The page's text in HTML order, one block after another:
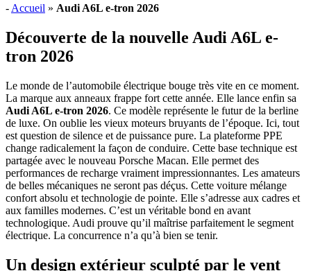
- Accueil » Audi A6L e-tron 2026
Découverte de la nouvelle Audi A6L e-
tron 2026
Le monde de l’automobile électrique bouge très vite en ce moment.
La marque aux anneaux frappe fort cette année. Elle lance enfin sa
Audi A6L e-tron 2026. Ce modèle représente le futur de la berline
de luxe. On oublie les vieux moteurs bruyants de l’époque. Ici, tout
est question de silence et de puissance pure. La plateforme PPE
change radicalement la façon de conduire. Cette base technique est
partagée avec le nouveau Porsche Macan. Elle permet des
performances de recharge vraiment impressionnantes. Les amateurs
de belles mécaniques ne seront pas déçus. Cette voiture mélange
confort absolu et technologie de pointe. Elle s’adresse aux cadres et
aux familles modernes. C’est un véritable bond en avant
technologique. Audi prouve qu’il maîtrise parfaitement le segment
électrique. La concurrence n’a qu’à bien se tenir.
Un design extérieur sculpté par le vent